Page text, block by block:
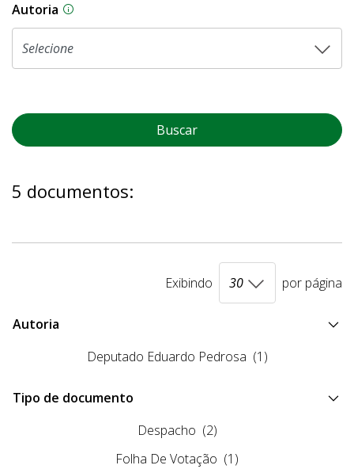
Autoria As proposições legislativas na CLDF podem
Buscar
5 documentos:
Exibindo por página
Autoria
Deputado Eduardo Pedrosa (1)
Tipo de documento
Despacho (2)
Folha De Votação (1)